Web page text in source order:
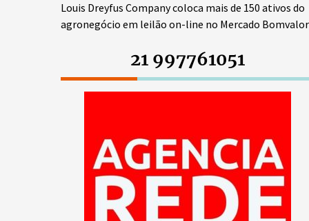
Louis Dreyfus Company coloca mais de 150 ativos do
agronegócio em leilão on-line no Mercado Bomvalor
21 997761051